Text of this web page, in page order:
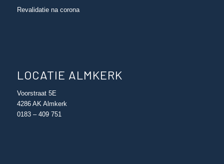
Revalidatie na corona
LOCATIE ALMKERK
Voorstraat 5E
4286 AK Almkerk
0183 – 409 751